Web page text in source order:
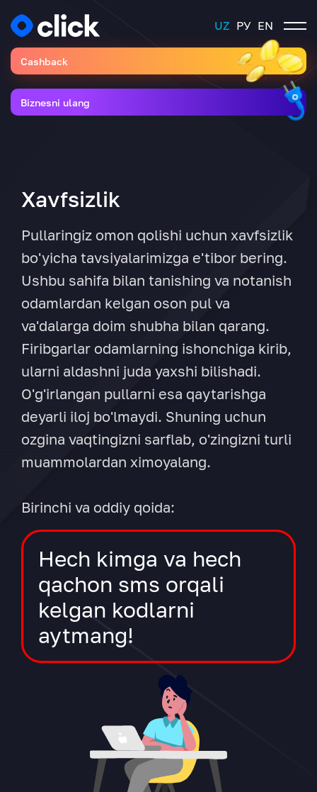
UZ РУ EN
Cashback
Biznesni ulang
Xavfsizlik
Pullaringiz omon qolishi uchun xavfsizlik
bo'yicha tavsiyalarimizga e'tibor bering.
Ushbu sahifa bilan tanishing va notanish
odamlardan kelgan oson pul va
va'dalarga doim shubha bilan qarang.
Firibgarlar odamlarning ishonchiga kirib,
ularni aldashni juda yaxshi bilishadi.
O'g'irlangan pullarni esa qaytarishga
deyarli iloj bo'lmaydi. Shuning uchun
ozgina vaqtingizni sarflab, o'zingizni turli
muammolardan ximoyalang.
Birinchi va oddiy qoida:
Hech kimga va hech
qachon sms orqali
kelgan kodlarni
aytmang!